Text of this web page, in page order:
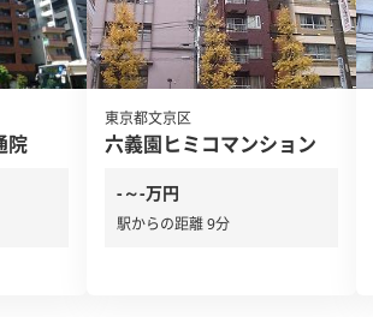
院
東京都文京区
六義園ヒミコマンション
-～-万円
駅からの距離 9分